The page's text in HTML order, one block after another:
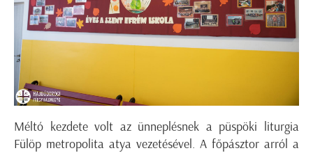
Méltó kezdete volt az ünneplésnek a püspöki liturgia
Fülöp metropolita atya vezetésével. A főpásztor arról a